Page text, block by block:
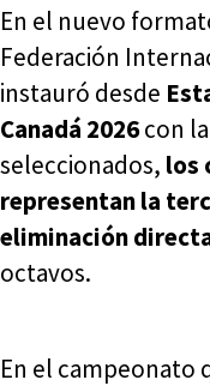
En el nuevo
Federación
instauró desde
Canadá 2026con
seleccionados, los
representan la
eliminación
octavos.
En el campeonato